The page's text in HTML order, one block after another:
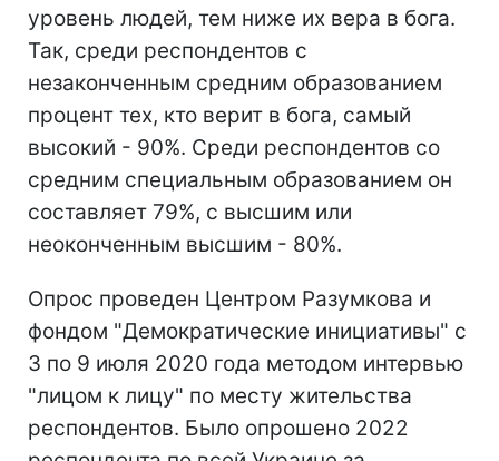
уровень людей, тем ниже их вера в бога.
Так, среди респондентов с
незаконченным средним образованием
процент тех, кто верит в бога, самый
высокий - 90%. Среди респондентов со
средним специальным образованием он
составляет 79%, с высшим или
неоконченным высшим - 80%.
Опрос проведен Центром Разумкова и
фондом "Демократические инициативы" с
3 по 9 июля 2020 года методом интервью
"лицом к лицу" по месту жительства
респондентов. Было опрошено 2022